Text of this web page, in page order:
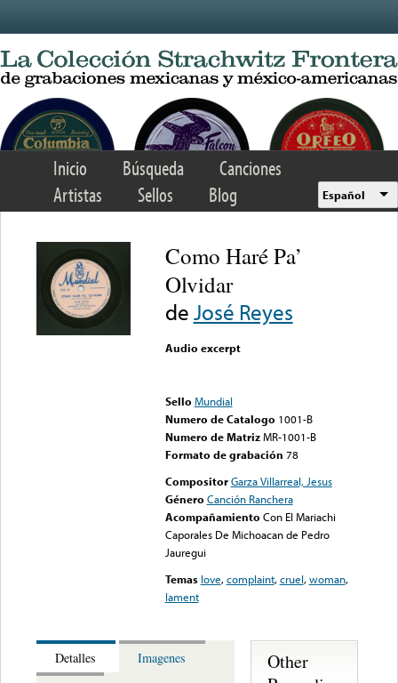
Inicio Búsqueda
Canciones
Artistas
Sellos Blog Español
Como Haré Pa’
Olvidar
deJosé Reyes
Audio excerpt
Sello Mundial
Numero de Catalogo 1001-B
Numero de Matriz MR-1001-B
Formato de grabación 78
Compositor Garza Villarreal, Jesus
Género Canción Ranchera
Acompañamiento Con El Mariachi
Caporales De Michoacan de Pedro
Jauregui
Temas love,complaint,cruel,woman,
lament
Detalles
Imagenes
Other